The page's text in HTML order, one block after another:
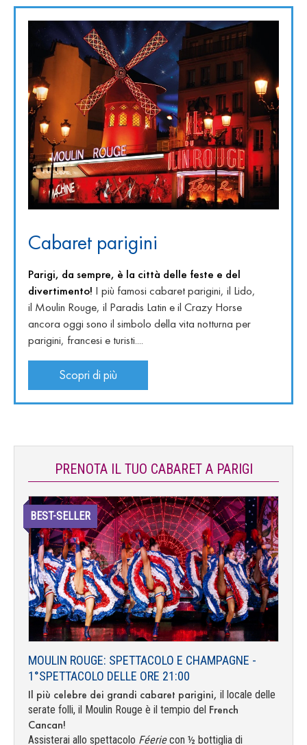
Cabaret parigini
Parigi, da sempre, è la città delle feste e del
divertimento! I più famosi cabaret parigini, il Lido,
il Moulin Rouge, il Paradis Latin e il Crazy Horse
ancora oggi sono il simbolo della vita notturna per
parigini, francesi e turisti....
Scopri di più
PRENOTA IL TUO CABARET A PARIGI
BEST-SELLER
MOULIN ROUGE: SPETTACOLO E CHAMPAGNE -
1°SPETTACOLO DELLE ORE 21:00
Il più celebre dei grandi cabaret parigini, il locale delle
serate folli, il Moulin Rouge è il tempio del French
Cancan!
Assisterai allo spettacolo Féeriecon ½ bottiglia di